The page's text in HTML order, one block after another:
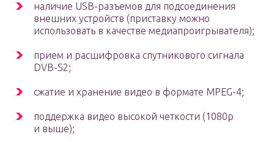
наличие USB-разъемов для подсоединения
внешних устройств (приставку можно
использовать в качестве медиапроигрывателя);
прием и расшифровка спутникового сигнала
DVB-S2;
сжатие и хранение видео в формате MPEG-4;
поддержка видео высокой четкости (1080p
и выше);